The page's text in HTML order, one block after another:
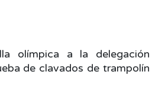
olímpica a la delegación
de clavados de trampolín